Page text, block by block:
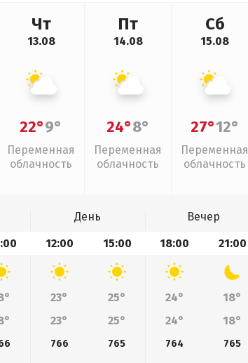
Чт
13.08
22°9°
Переменная
облачность
Пт
14.08
24°8°
Переменная
облачность
Сб
15.08
27°12°
Переменная
облачность
День
Вечер
12:00 15:00 18:00 21:00
23° 25° 24°
18°
23° 25° 24° 18°
766 765 764
765